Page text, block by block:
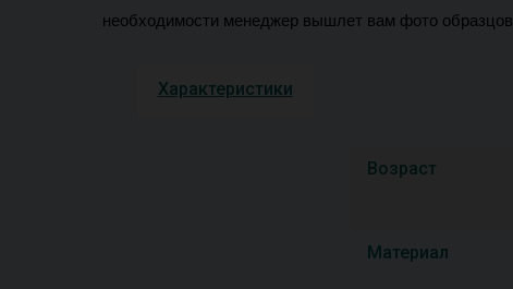
необходимости менеджер вышлет вам фото образцов
Характеристики
Возраст
Материал